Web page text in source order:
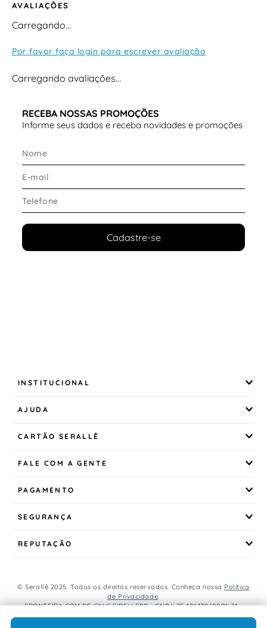
AVALIAÇÕES
Carregando…
Por favor faça login para escrever avaliação
Carregando avaliações…
RECEBA NOSSAS PROMOÇÕES
Informe seus dados e receba novidades e promoções
Cadastre-se
INSTITUCIONAL
AJUDA
CARTÃO SERALLÊ
FALE COM A GENTE
PAGAMENTO
SEGURANÇA
REPUTAÇÃO
© Serallê 2025. Todos os direitos reservados. Conheça nossa Política
de Privacidade.
FRONTEIRA COM DE CALC EIRELI EPP - CNPJ: 25.421.179/0001-81 -
Avenida Brasil, 456, Centro, CEP: 85.851-000, Foz do Iguaçu, PR, Brasil.